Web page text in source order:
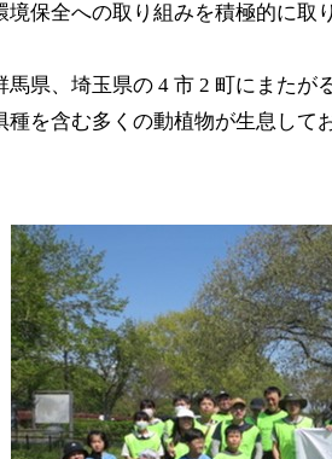
保全への取り組みを積極的に取
県、埼玉県の 4 市 2 町にまたが
を含む多くの動植物が生息して